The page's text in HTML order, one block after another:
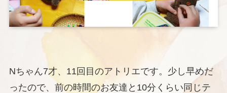
Nちゃん7才、11回目のアトリエです。少し早めだ
ったので、前の時間のお友達と10分くらい同じテ